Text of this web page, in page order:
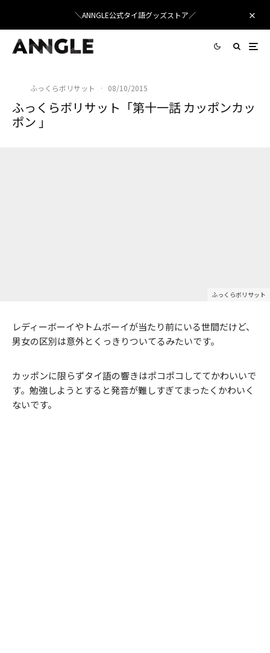
＼ANNGLE公式タイ語グッズストア／
ふっくらボリサット · 08/10/2015
ふっくらボリサット「第十一話 カッポンカッ
ポン 」
ふっくらボリサット
レディーボーイやトムボーイが当たり前にいる世間だけど、
男女の区別は意外とくっきりついてるみたいです。
カッポンに限らずタイ語の響きはポコポコしててかわいいで
す。勉強しようとすると発音が難しすぎてまったくかわいく
ないです。